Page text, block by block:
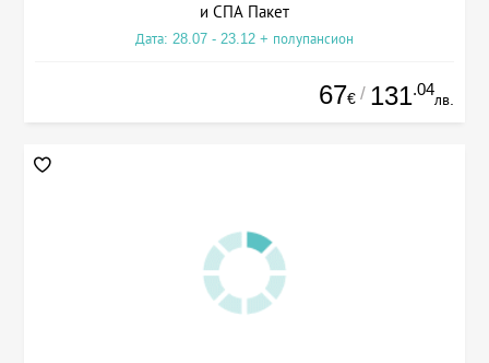
и СПА Пакет
Дата: 28.07 - 23.12 + полупансион
67€ / 131.04
лв.